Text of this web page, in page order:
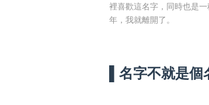
裡喜歡這名字，同時也是
年，我就離開了。
▌名字不就是